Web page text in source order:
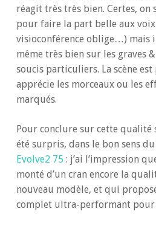
réagit très très bien. Certes, on
pour faire la part belle aux voix
visioconférence oblige…) mais
même très bien sur les graves
soucis particuliers. La scène
apprécie les morceaux ou les
marqués.
Pour conclure sur cette qualité
été surpris, dans le bon sens
Evolve2 75: j’ai l’impression
monté d’un cran encore la
nouveau modèle, et qui
complet ultra-performant pour